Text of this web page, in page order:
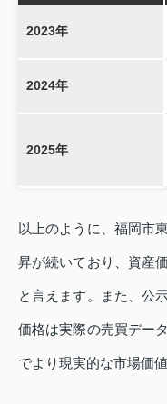
2023年
2024年
2025年
以上のように、福岡市
昇が続いており、資産
と言えます。また、公
価格は実際の売買デー
でより現実的な市場価